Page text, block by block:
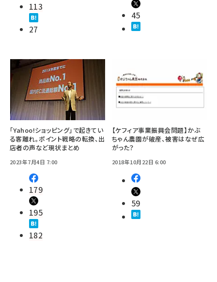
113
27
45
「Yahoo!ショッピング」で起きてい
る客離れ。ポイント戦略の転換、出
店者の声など現状まとめ
2023年7月4日 7:00
179
195
182
【ケフィア事業振興会問題】かぶ
ちゃん農園が破産、被害はなぜ広
がった？
2018年10月22日 6:00
59